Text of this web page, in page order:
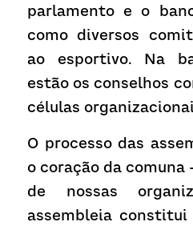
parlamento e o
como diversos
ao esportivo. Na
estão os conselhos
células
O processo das
o coração da
de nossas
assembleia